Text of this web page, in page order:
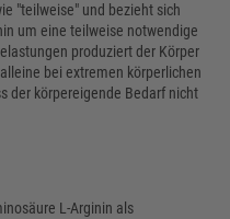
"teilweise" und bezieht sich
um eine teilweise notwendige
produziert der Körper
bei extremen körperlichen
der körpereigende Bedarf nicht
L-Arginin als